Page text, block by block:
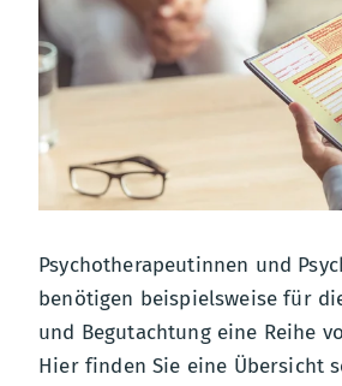
Psychotherapeutinnen und
benötigen beispielsweise für
und Begutachtung eine Reihe
Hier finden Sie eine Übersicht